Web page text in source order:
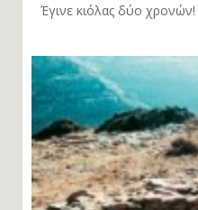
Έγινε κιόλας δύο χρονών!